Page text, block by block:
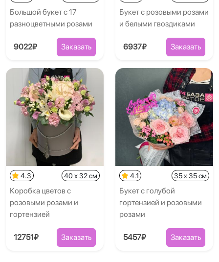
Большой букет с 17
разноцветными розами
9022₽ Заказать
Букет с розовыми розами
и белыми гвоздиками
6937₽ Заказать
4.3 40 x 32 см
Коробка цветов с
розовыми розами и
гортензией
12751₽ Заказать
4.1 35 x 35 см
Букет с голубой
гортензией и розовыми
розами
5457₽ Заказать